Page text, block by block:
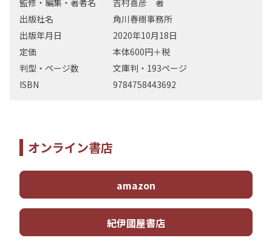
出版社名
角川春樹事務所
出版年月日
2020年10月18日
定価
本体600円＋税
判型・ページ数
文庫判・193ページ
ISBN
9784758443692
オンライン書店
amazon
紀伊國屋書店